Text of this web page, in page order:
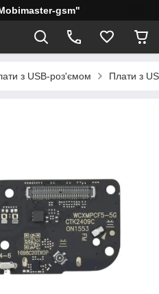
gsm"
з USB-роз'ємом Плати з